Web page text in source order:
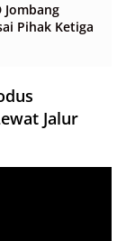
Jombang
Pihak Ketiga
Jalur